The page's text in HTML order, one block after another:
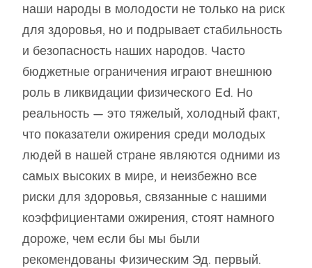
наши народы в молодости не только на риск
для здоровья, но и подрывает стабильность
и безопасность наших народов. Часто
бюджетные ограничения играют внешнюю
роль в ликвидации физического Ed. Но
реальность — это тяжелый, холодный факт,
что показатели ожирения среди молодых
людей в нашей стране являются одними из
самых высоких в мире, и неизбежно все
риски для здоровья, связанные с нашими
коэффициентами ожирения, стоят намного
дороже, чем если бы мы были
рекомендованы Физическим Эд. первый.